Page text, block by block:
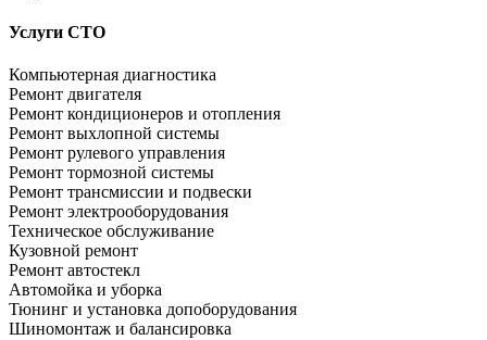
Услуги СТО
Компьютерная диагностика
Ремонт двигателя
Ремонт кондиционеров и отопления
Ремонт выхлопной системы
Ремонт рулевого управления
Ремонт тормозной системы
Ремонт трансмиссии и подвески
Ремонт электрооборудования
Техническое обслуживание
Кузовной ремонт
Ремонт автостекл
Автомойка и уборка
Тюнинг и установка допоборудования
Шиномонтаж и балансировка